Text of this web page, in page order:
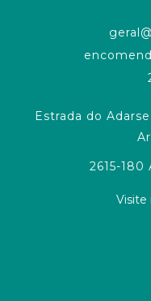
Estrada do
2615-
Visite